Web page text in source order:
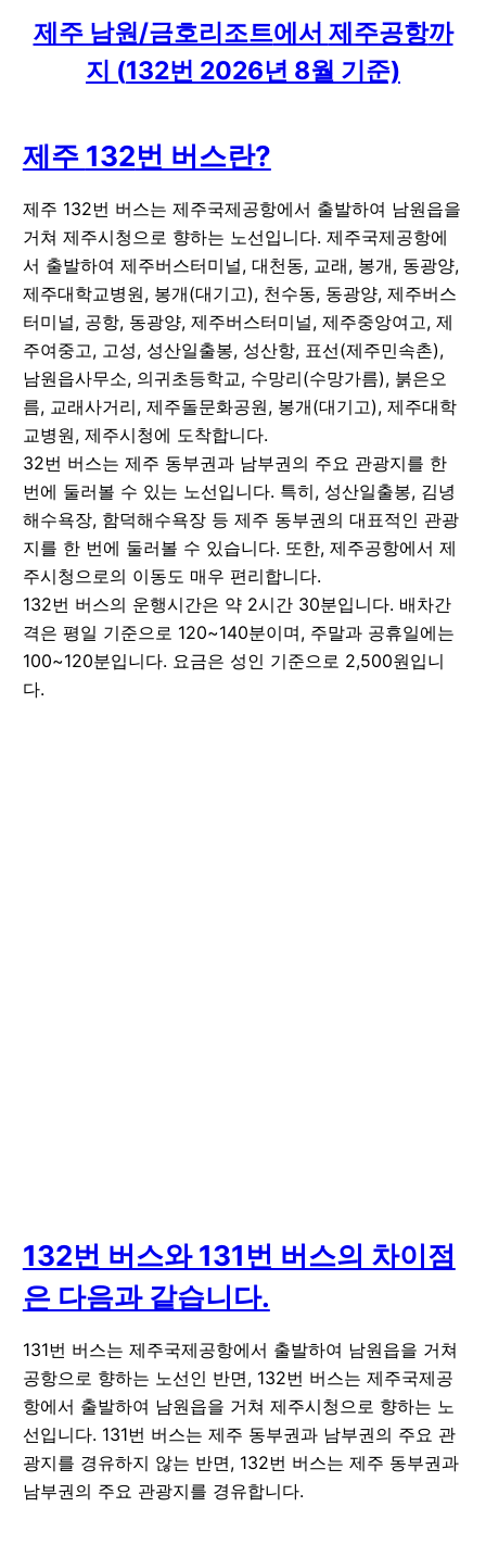
제주 남원/금호리조트에서 제주공항까
지 (132번 2026년 8월 기준)
제주 132번 버스란?
제주 132번 버스는 제주국제공항에서 출발하여 남원읍을
거쳐 제주시청으로 향하는 노선입니다. 제주국제공항에
서 출발하여 제주버스터미널, 대천동, 교래, 봉개, 동광양,
제주대학교병원, 봉개(대기고), 천수동, 동광양, 제주버스
터미널, 공항, 동광양, 제주버스터미널, 제주중앙여고, 제
주여중고, 고성, 성산일출봉, 성산항, 표선(제주민속촌),
남원읍사무소, 의귀초등학교, 수망리(수망가름), 붉은오
름, 교래사거리, 제주돌문화공원, 봉개(대기고), 제주대학
교병원, 제주시청에 도착합니다.
32번 버스는 제주 동부권과 남부권의 주요 관광지를 한
번에 둘러볼 수 있는 노선입니다. 특히, 성산일출봉, 김녕
해수욕장, 함덕해수욕장 등 제주 동부권의 대표적인 관광
지를 한 번에 둘러볼 수 있습니다. 또한, 제주공항에서 제
주시청으로의 이동도 매우 편리합니다.
132번 버스의 운행시간은 약 2시간 30분입니다. 배차간
격은 평일 기준으로 120~140분이며, 주말과 공휴일에는
100~120분입니다. 요금은 성인 기준으로 2,500원입니
다.
132번 버스와 131번 버스의 차이점
은 다음과 같습니다.
131번 버스는 제주국제공항에서 출발하여 남원읍을 거쳐
공항으로 향하는 노선인 반면, 132번 버스는 제주국제공
항에서 출발하여 남원읍을 거쳐 제주시청으로 향하는 노
선입니다. 131번 버스는 제주 동부권과 남부권의 주요 관
광지를 경유하지 않는 반면, 132번 버스는 제주 동부권과
남부권의 주요 관광지를 경유합니다.